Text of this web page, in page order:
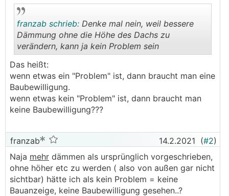
franzab schrieb: Denke mal nein, weil bessere
Dämmung ohne die Höhe des Dachs zu
verändern, kann ja kein Problem sein
Das heißt:
wenn etwas ein "Problem" ist, dann braucht man eine
Baubewilligung.
wenn etwas kein "Problem" ist, dann braucht man
keine Baubewilligung???
franzab 14.2.2021 (#2)
Naja mehr dämmen als ursprünglich vorgeschrieben,
ohne höher etc zu werden ( also von außen gar nicht
sichtbar) hätte ich als kein Problem = keine
Bauanzeige, keine Baubewilligung gesehen..?